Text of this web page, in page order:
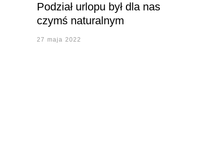
Podział urlopu był dla nas
czymś naturalnym
27 maja 2022